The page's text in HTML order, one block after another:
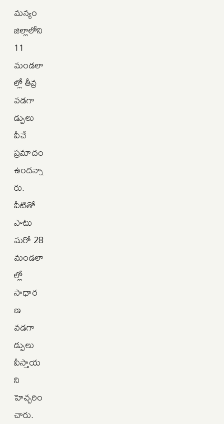
మన్యం
జిల్లాలోని
11
మండలా
ల్లో తీవ్ర
వడగా
డ్పులు
వీచే
ప్రమాదం
ఉందన్నా
రు.
వీటితో
పాటు
మరో 28
మండలా
ల్లో
సాధార
ణ
వడగా
డ్పులు
వీస్తాయ
ని
హెచ్చరిం
చారు.